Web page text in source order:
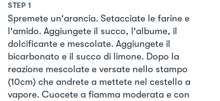
STEP 1
Spremete un'arancia. Setacciate le farine e
l'amido. Aggiungete il succo, l'albume, il
dolcificante e mescolate. Aggiungete il
bicarbonato e il succo di limone. Dopo la
reazione mescolate e versate nello stampo
(10cm) che andrete a mettete nel cestello a
vapore. Cuocete a fiamma moderata e con